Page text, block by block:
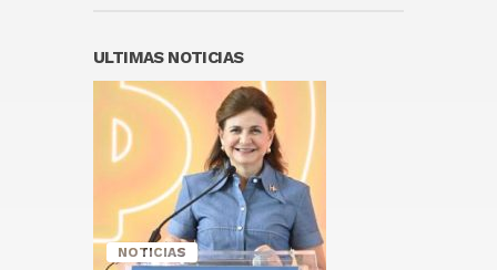
británico sobre seguridad en
Publicado hace 15 horas
José Antonio Kast anuncia
reforma constitucional para
mejorar la seguridad en Chile
Publicado hace 15 horas
ULTIMAS NOTICIAS
NOTICIAS